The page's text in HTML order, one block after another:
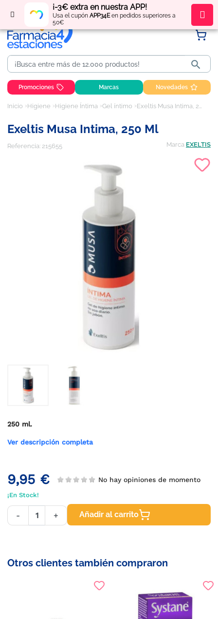
¡-3€ extra en nuestra APP!
Usa el cupón APP34Een pedidos superiores a
50€
Regístratey obténpuntos por tus compras

Promociones Marcas Novedades
Inicio Higiene Higiene Íntima Gel íntimo Exeltis Musa Intima, 250 ml
Exeltis Musa Intima, 250 Ml
Referencia: 215655 Marca EXELTIS
250 ml.
Ver descripción completa
9,95 € No hay opiniones de momento
¡En Stock!
- + Añadir al carrito
Otros clientes también compraron